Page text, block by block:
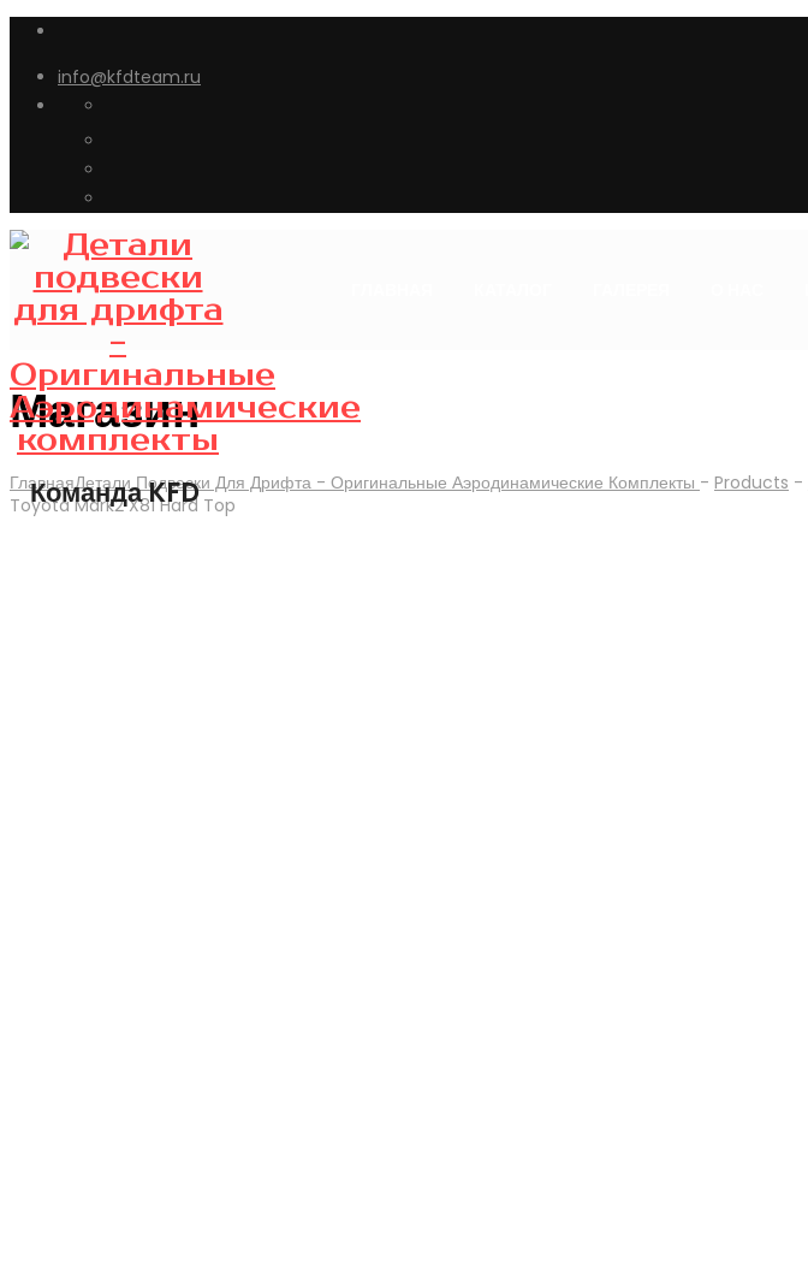
info@kfdteam.ru
Команда KFD
Магазин
ГлавнаяДетали Подвески Для Дрифта - Оригинальные Аэродинамические Комплекты - Products -
Toyota Mark2 X81 Hard Top